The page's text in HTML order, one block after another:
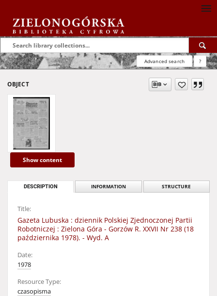
Advanced search ?
OBJECT
Show content
DESCRIPTION INFORMATION STRUCTURE
Title:
Gazeta Lubuska : dziennik Polskiej Zjednoczonej Partii
Robotniczej : Zielona Góra - Gorzów R. XXVII Nr 238 (18
października 1978). - Wyd. A
Date:
1978
Resource Type:
czasopisma